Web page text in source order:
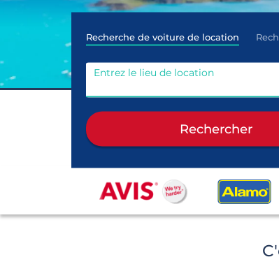
Recherche de voiture de location
Entrez le lieu de location
Rechercher